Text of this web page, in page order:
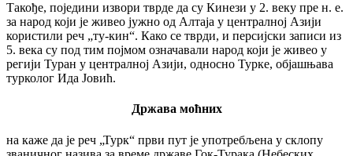
Такође, поједини извори тврде да су Кинези у 2. веку пре н. е.
за народ који је живео јужно од Алтаја у централној Азији
користили реч „ту-кин“. Како се тврди, и персијски записи из
5. века су под тим појмом означавали народ који је живео у
регији Туран у централној Азији, односно Турке, објашњава
турколог Ида Јовић.
Држава моћних
на каже да је реч „Турк“ први пут је употребљена у склопу